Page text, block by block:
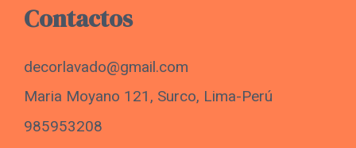
Contactos
decorlavado@gmail.com
Maria Moyano 121, Surco, Lima-Perú
985953208